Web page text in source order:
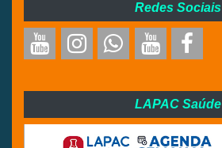
Redes Sociais
LAPAC Saúde